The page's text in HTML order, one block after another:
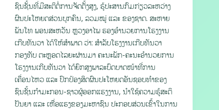
ຊົນຊັ້ນທີ່ມີສະຕິຕໍ່ການຈັດຕັ້ງສູງ, ຮູ້ປະສານກົມກ່ຽວລະຫວ່າງ
ຜົນປະໂຫຍດສ່ວນບຸກຄົນ, ລວມໝູ່ ແລະ ຂອງຊາດ. ສະຫາຍ
ພັນໂທ ພອນສະຫວັນ ຫຼວງອາໄພ ຮອງອຳນວຍການໂຮງງານ
ເກີບທັນວາ ໄດ້ໃຫ້ສຳພາດ ວ່າ: ສໍາລັບໂຮງງານເກີບທັນວາ
ກອງທັບ ຕະຫຼອດໄລຍະຜ່ານມາ ຄະນະພັກ-ຄະນະອຳນວຍການ
ໂຮງງານເກີບທັນວາ ໄດ້ຍົກສູງພາລະບົດບາດໜ້າທີ່ການ
ເຄື່ອນໄຫວ ແລະ ປົກປ້ອງສິດຜົນປະໂຫຍດອັນຊອບທຳຂອງ
ຊົນຊັ້ນກຳມະກອນ-ຊາວຜູ້ອອກແຮງງານ, ນໍາໃຊ້ຄວາມຮູ້ສະຕິ
ປັນຍາ ແລະ ເຫື່ອແຮງຂອງມະຫາຊົນ ປະກອບສ່ວນເຂົ້າໃນການ